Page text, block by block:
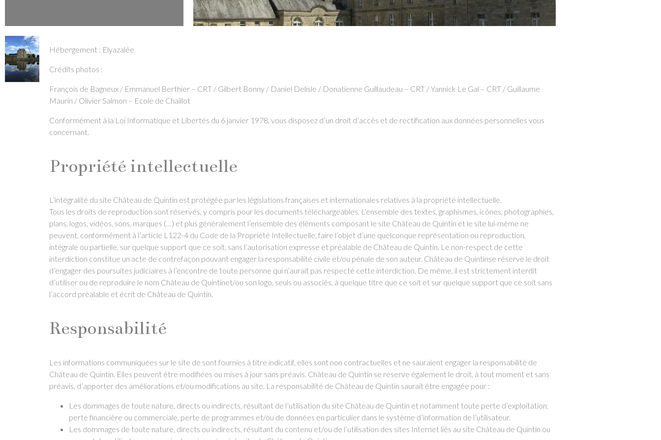
Hébergement : Elyazalée
Crédits photos :
François de Bagneux / Emmanuel Berthier – CRT / Gilbert Bonny / Daniel Delisle / Donatienne Guillaudeau – CRT / Yannick Le Gal – CRT / Guillaume
Maurin / Olivier Salmon – Ecole de Chaillot
Conformément à la Loi Informatique et Libertés du 6 janvier 1978, vous disposez d’un droit d’accès et de rectification aux données personnelles vous
concernant.
Propriété intellectuelle
L’intégralité du site Château de Quintin est protégée par les législations françaises et internationales relatives à la propriété intellectuelle.
Tous les droits de reproduction sont réservés, y compris pour les documents téléchargeables. L’ensemble des textes, graphismes, icônes, photographies,
plans, logos, vidéos, sons, marques (…) et plus généralement l’ensemble des éléments composant le site Château de Quintin et le site lui-même ne
peuvent, conformément à l’article L122-4 du Code de la Propriété Intellectuelle, faire l’objet d’une quelconque représentation ou reproduction,
intégrale ou partielle, sur quelque support que ce soit, sans l’autorisation expresse et préalable de Château de Quintin. Le non-respect de cette
interdiction constitue un acte de contrefaçon pouvant engager la responsabilité civile et/ou pénale de son auteur. Château de Quintinse réserve le droit
d’engager des poursuites judiciaires à l’encontre de toute personne qui n’aurait pas respecté cette interdiction. De même, il est strictement interdit
d’utiliser ou de reproduire le nom Château de Quintinet/ou son logo, seuls ou associés, à quelque titre que ce soit et sur quelque support que ce soit sans
l’accord préalable et écrit de Château de Quintin.
Responsabilité
Les informations communiquées sur le site de sont fournies à titre indicatif, elles sont non contractuelles et ne sauraient engager la responsabilité de
Château de Quintin. Elles peuvent être modifiées ou mises à jour sans préavis. Château de Quintin se réserve également le droit, à tout moment et sans
préavis, d’apporter des améliorations et/ou modifications au site. La responsabilité de Château de Quintin saurait être engagée pour :
Les dommages de toute nature, directs ou indirects, résultant de l’utilisation du site Château de Quintin et notamment toute perte d’exploitation,
perte financière ou commerciale, perte de programmes et/ou de données en particulier dans le système d’information de l’utilisateur.
Les dommages de toute nature, directs ou indirects, résultant du contenu et/ou de l’utilisation des sites Internet liés au site Château de Quintin ou